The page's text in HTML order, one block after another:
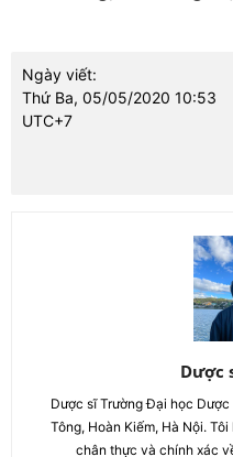
Ngày viết:
Thứ Ba, 05/05/2020 10:53
UTC+7
Dược
Dược sĩ Trường Đại học
Tông, Hoàn Kiếm, Hà Nội.
chân thực và chính xác